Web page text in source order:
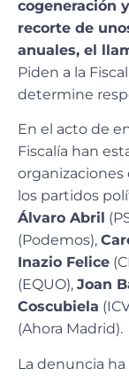
cogeneración
recorte de
anuales, el
Piden a la
determine
En el acto de
Fiscalía han
los partidos
Álvaro Abril
(Podemos),
Inazio Felice
(EQUO), Joan
Coscubiela
(Ahora Madrid).
La denuncia